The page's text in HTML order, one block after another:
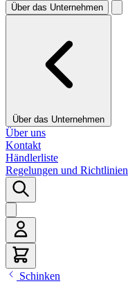
Über das Unternehmen
Über das Unternehmen
Über uns
Kontakt
Händlerliste
Regelungen und Richtlinien
Schinken